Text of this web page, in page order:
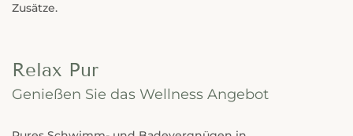
Zusätze.
Relax Pur
Genießen Sie das Wellness Angebot